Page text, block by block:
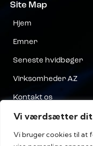
Vi værdsætter dit
Vi bruger cookies til at
Site Map
Hjem
Emner
Seneste hvidbøger
Virksomheder AZ
Kontakt os
Privatliv
Vilkår og Betingelser